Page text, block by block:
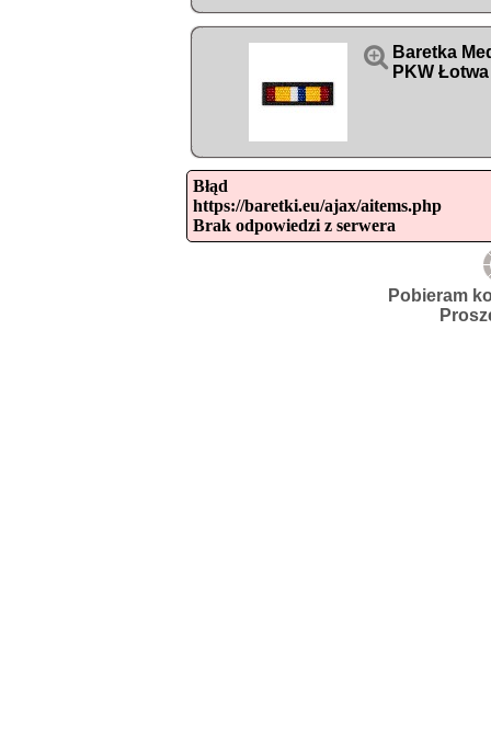
 Baretka
PKW
Błąd
https://baretki.eu/ajax/aitems.php
Brak odpowiedzi z serwera
Pobieram